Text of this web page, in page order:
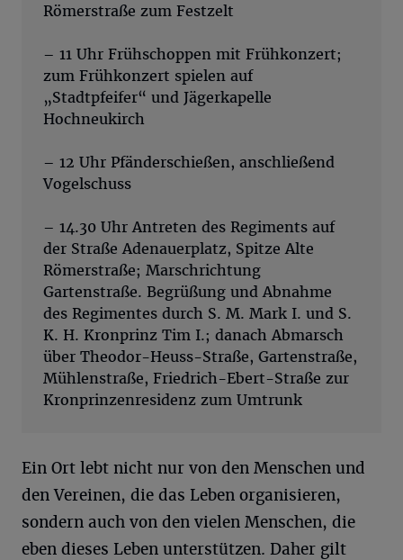
Römerstraße zum Festzelt
– 11 Uhr Frühschoppen mit Frühkonzert;
zum Frühkonzert spielen auf
„Stadtpfeifer“ und Jägerkapelle
Hochneukirch
– 12 Uhr Pfänderschießen, anschließend
Vogelschuss
– 14.30 Uhr Antreten des Regiments auf
der Straße Adenauerplatz, Spitze Alte
Römerstraße; Marschrichtung
Gartenstraße. Begrüßung und Abnahme
des Regimentes durch S. M. Mark I. und S.
K. H. Kronprinz Tim I.; danach Abmarsch
über Theodor-Heuss-Straße, Gartenstraße,
Mühlenstraße, Friedrich-Ebert-Straße zur
Kronprinzenresidenz zum Umtrunk
Ein Ort lebt nicht nur von den Menschen und
den Vereinen, die das Leben organisieren,
sondern auch von den vielen Menschen, die
eben dieses Leben unterstützen. Daher gilt